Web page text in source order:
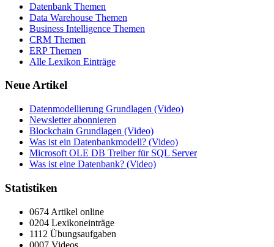
Datenbank Themen
Data Warehouse Themen
Business Intelligence Themen
CRM Themen
ERP Themen
Alle Lexikon Einträge
Neue Artikel
Datenmodellierung Grundlagen (Video)
Newsletter abonnieren
Blockchain Grundlagen (Video)
Was ist ein Datenbankmodell? (Video)
Microsoft OLE DB Treiber für SQL Server
Was ist eine Datenbank? (Video)
Statistiken
0674 Artikel online
0204 Lexikoneinträge
1112 Übungsaufgaben
0007 Videos